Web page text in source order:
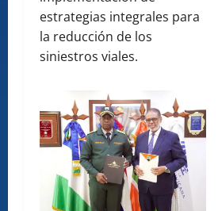
estrategias integrales para
la reducción de los
siniestros viales.